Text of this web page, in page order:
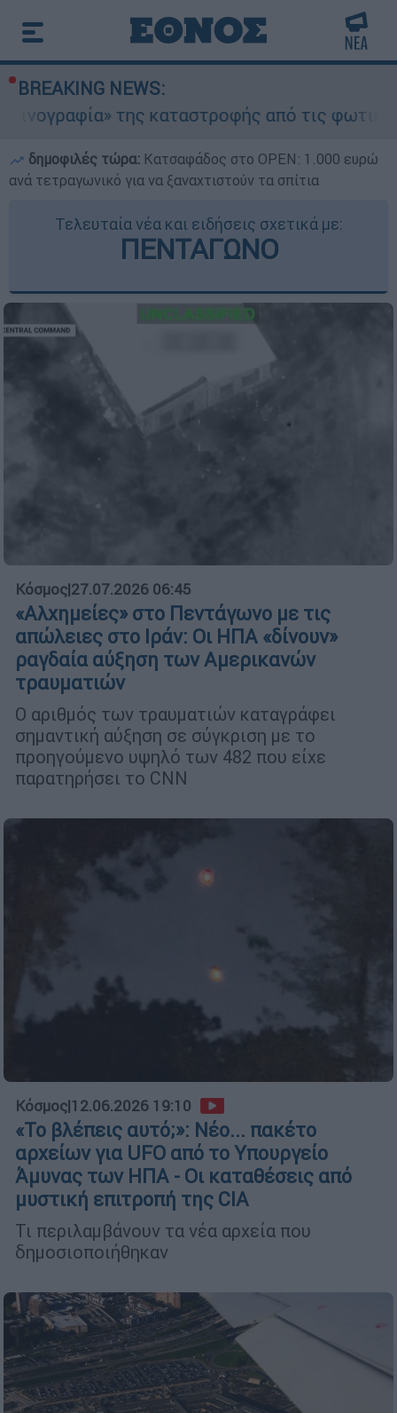
BREAKING NEWS:
της καταστροφής από τις φωτιές στη Δυτική
δημοφιλές τώρα: Κατσαφάδος στο OPEN: 1.000 ευρώ
ανά τετραγωνικό για να ξαναχτιστούν τα σπίτια
Τελευταία νέα και ειδήσεις σχετικά με:
ΠΕΝΤΑΓΩΝΟ
Κόσμος|27.07.2026 06:45
«Αλχημείες» στο Πεντάγωνο με τις
απώλειες στο Ιράν: Οι ΗΠΑ «δίνουν»
ραγδαία αύξηση των Αμερικανών
τραυματιών
Ο αριθμός των τραυματιών καταγράφει
σημαντική αύξηση σε σύγκριση με το
προηγούμενο υψηλό των 482 που είχε
παρατηρήσει το CNN
Κόσμος|12.06.2026 19:10
«Το βλέπεις αυτό;»: Νέο... πακέτο
αρχείων για UFO από το Υπουργείο
Άμυνας των ΗΠΑ - Οι καταθέσεις από
μυστική επιτροπή της CIA
Τι περιλαμβάνουν τα νέα αρχεία που
δημοσιοποιήθηκαν